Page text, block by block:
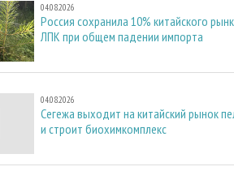
04.08.2026
Россия сохранила 10% китайского
ЛПК при общем падении импорта
04.08.2026
Сегежа выходит на китайский рынок
и строит биохимкомплекс